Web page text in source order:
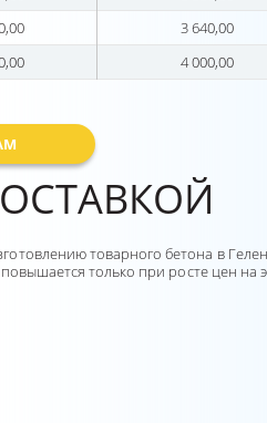
3 640,00
4 000,00
товарного бетона в
только при росте цен